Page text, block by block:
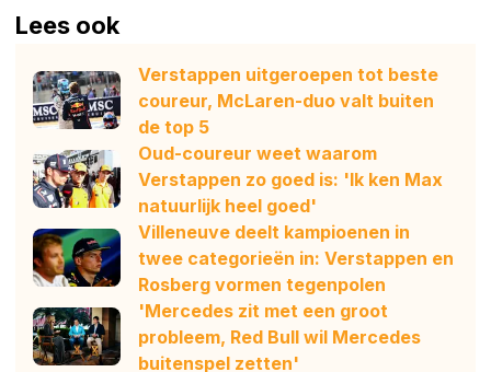
Lees ook
Verstappen uitgeroepen tot beste
coureur, McLaren-duo valt buiten
de top 5
Oud-coureur weet waarom
Verstappen zo goed is: 'Ik ken Max
natuurlijk heel goed'
Villeneuve deelt kampioenen in
twee categorieën in: Verstappen en
Rosberg vormen tegenpolen
'Mercedes zit met een groot
probleem, Red Bull wil Mercedes
buitenspel zetten'